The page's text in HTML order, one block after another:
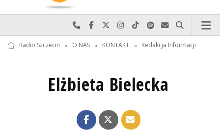
Najlepiej po prostu do nas zadzwoń
Odwiedź nas na Facebook-u
Odwiedź nas na X
Odwiedź nas na Instagram-ie
Odwiedź nas na TikTok-u
Szukaj nas na Spotify
Wyślij do nas
Szukaj
Radio Szczecin » O NAS » KONTAKT » Redakcja Informacji
Elżbieta Bielecka